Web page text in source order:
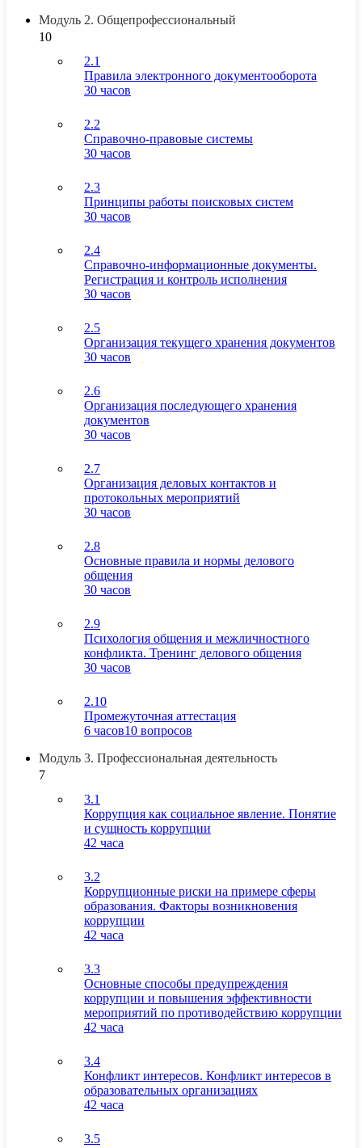
Модуль 2. Общепрофессиональный
10
2.1
Правила электронного документооборота
30 часов
2.2
Справочно-правовые системы
30 часов
2.3
Принципы работы поисковых систем
30 часов
2.4
Справочно-информационные документы.
Регистрация и контроль исполнения
30 часов
2.5
Организация текущего хранения документов
30 часов
2.6
Организация последующего хранения
документов
30 часов
2.7
Организация деловых контактов и
протокольных мероприятий
30 часов
2.8
Основные правила и нормы делового
общения
30 часов
2.9
Психология общения и межличностного
конфликта. Тренинг делового общения
30 часов
2.10
Промежуточная аттестация
6 часов10 вопросов
Модуль 3. Профессиональная деятельность
7
3.1
Коррупция как социальное явление. Понятие
и сущность коррупции
42 часа
3.2
Коррупционные риски на примере сферы
образования. Факторы возникновения
коррупции
42 часа
3.3
Основные способы предупреждения
коррупции и повышения эффективности
мероприятий по противодействию коррупции
42 часа
3.4
Конфликт интересов. Конфликт интересов в
образовательных организациях
42 часа
3.5